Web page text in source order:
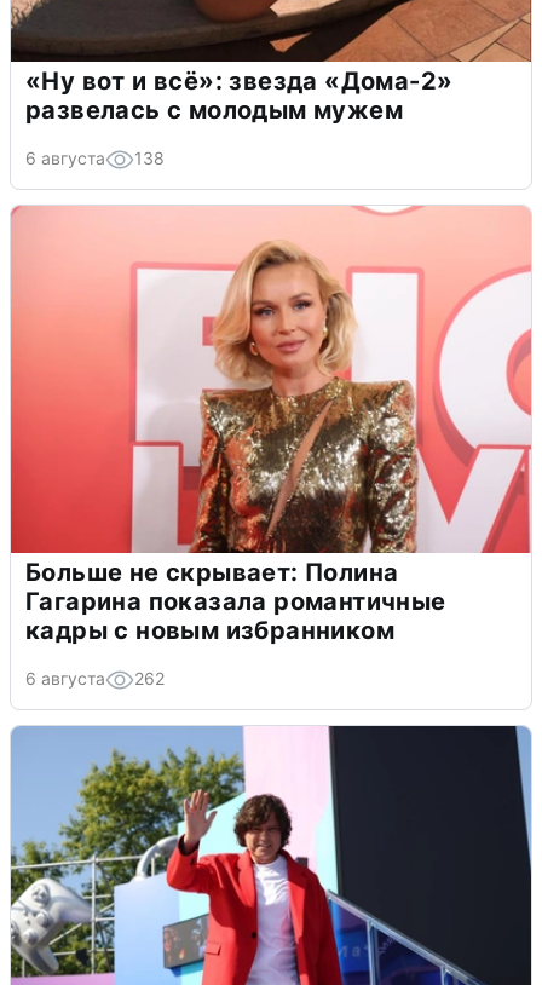
«Ну вот и всё»: звезда «Дома-2»
развелась с молодым мужем
6 августа 138
Больше не скрывает: Полина
Гагарина показала романтичные
кадры с новым избранником
6 августа 262